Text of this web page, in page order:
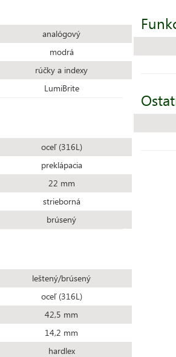
analógový
modrá
rúčky a indexy
LumiBrite
oceľ (316L)
preklápacia
22 mm
strieborná
brúsený
leštený/brúsený
oceľ (316L)
42,5 mm
14,2 mm
hardlex